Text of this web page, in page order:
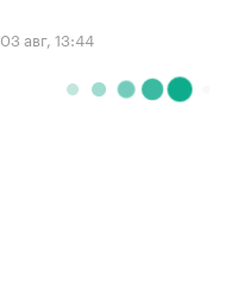
03 авг, 13:44